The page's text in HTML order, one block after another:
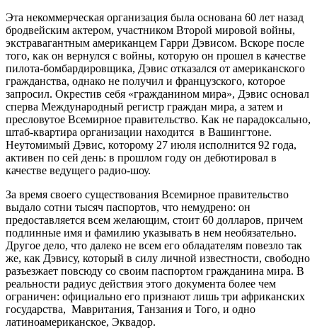
Эта некоммерческая организация была основана 60 лет назад
бродвейским актером, участником Второй мировой войны,
экстравагантным американцем Гарри Дэвисом. Вскоре после
того, как он вернулся с войны, которую он прошел в качестве
пилота-бомбардировщика, Дэвис отказался от американского
гражданства, однако не получил и французского, которое
запросил. Окрестив себя «гражданином мира», Дэвис основал
сперва Международный регистр граждан мира, а затем и
пресловутое Всемирное правительство. Как не парадоксально,
штаб-квартира организации находится в Вашингтоне.
Неутомимый Дэвис, которому 27 июля исполнится 92 года,
активен по сей день: в прошлом году он дебютировал в
качестве ведущего радио-шоу.
За время своего существования Всемирное правительство
выдало сотни тысяч паспортов, что немудрено: он
предоставляется всем желающим, стоит 60 долларов, причем
подлинные имя и фамилию указывать в нем необязательно.
Другое дело, что далеко не всем его обладателям повезло так
же, как Дэвису, который в силу личной известности, свободно
разъезжает повсюду со своим паспортом гражданина мира. В
реальности радиус действия этого документа более чем
ограничен: официально его признают лишь три африканских
государства, Мавритания, Танзания и Того, и одно
латиноамериканское, Эквадор.